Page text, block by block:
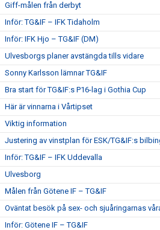
Giff-målen från derbyt
Inför: TG&IF – IFK Tidaholm
Inför: IFK Hjo – TG&IF (DM)
Ulvesborgs planer avstängda tills vidare
Sonny Karlsson lämnar TG&IF
Bra start för TG&IF:s P16-lag i Gothia Cup
Här är vinnarna i Vårtipset
Viktig information
Justering av vinstplan för ESK/TG&IF:s
Inför: TG&IF – IFK Uddevalla
Ulvesborg
Målen från Götene IF – TG&IF
Oväntat besök på sex- och sjuåringarnas
Inför: Götene IF – TG&IF